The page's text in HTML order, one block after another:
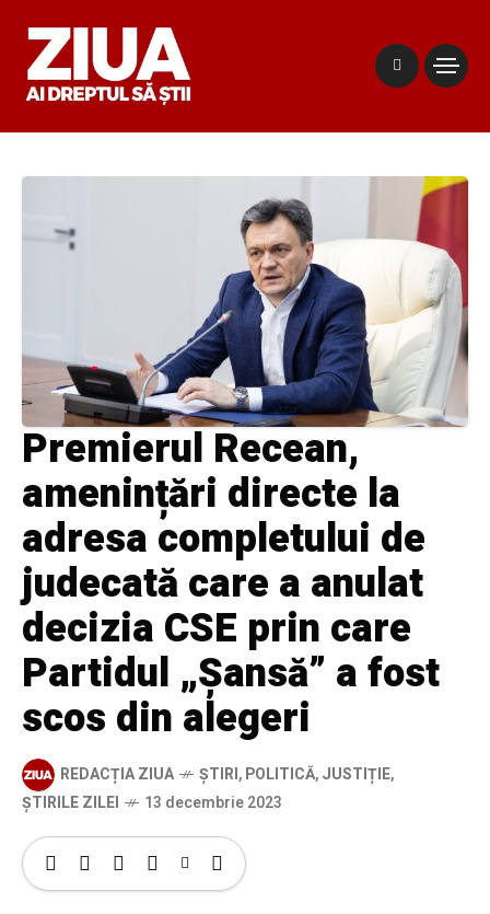
Premierul Recean,
amenințări directe la
adresa completului de
judecată care a anulat
decizia CSE prin care
Partidul „Șansă” a fost
scos din alegeri
REDACȚIA ZIUA ȘTIRI,POLITICĂ,JUSTIȚIE,
ȘTIRILE ZILEI
13 decembrie 2023